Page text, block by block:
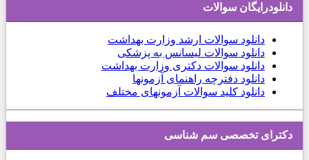
دانلودرایگان سوالات
دانلود سوالات ارشد وزارت بهداشت
دانلود سوالات لیسانس به پزشکی
دانلود سوالات دکتری وزارت بهداشت
دانلود دفترچه راهنمای آزمونها
دانلود کلید سوالات آزمونهای مختلف
دكترای تخصصی سم شناسی